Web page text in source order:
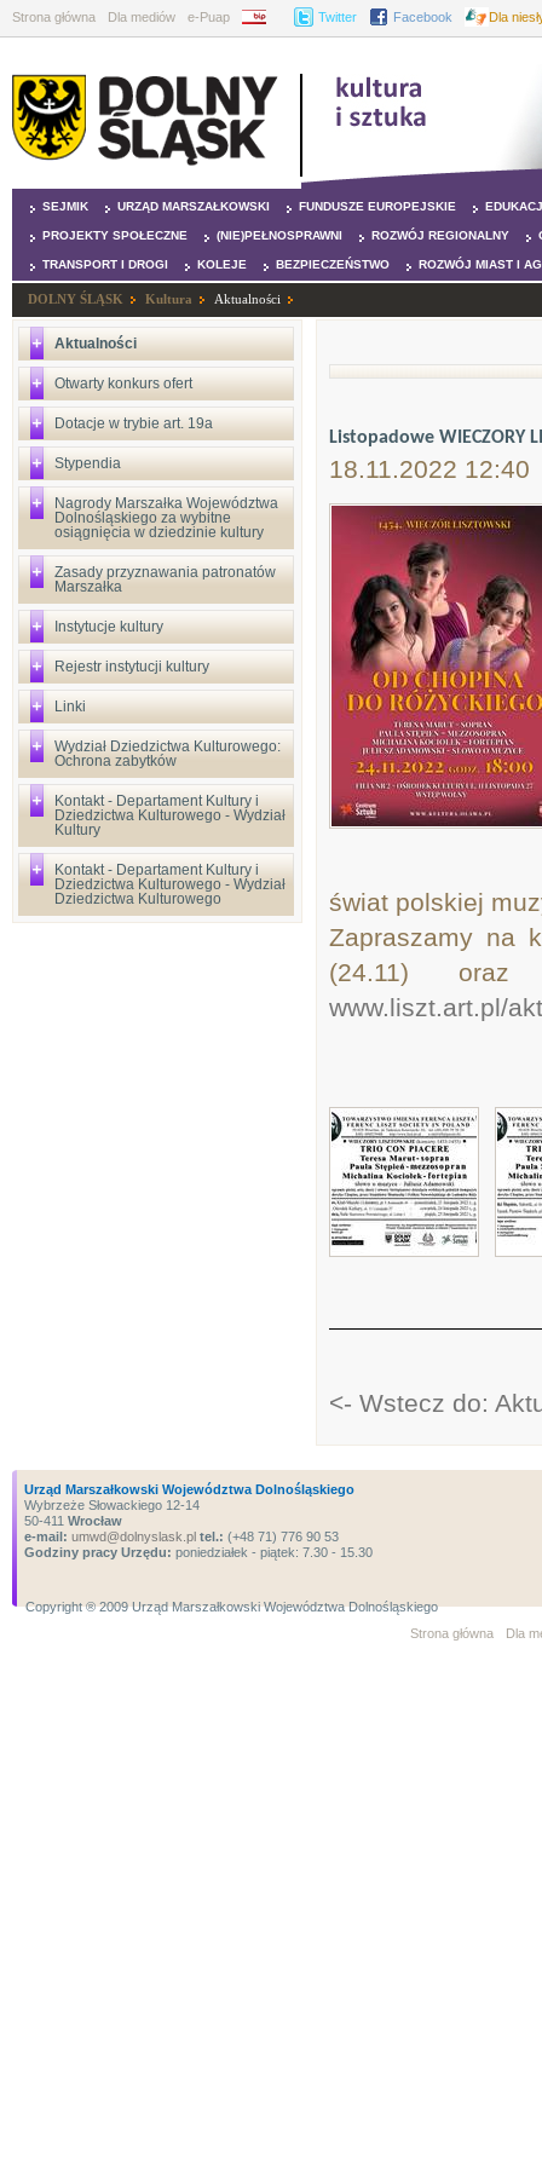
Strona główna Dla mediów e-Puap BIP Twitter Facebook Dla
SEJMIK URZĄD MARSZAŁKOWSKI FUNDUSZE EUROPEJSKIE
PROJEKTY SPOŁECZNE (NIE)PEŁNOSPRAWNI ROZWÓJ REGIONALNY
TRANSPORT I DROGI KOLEJE BEZPIECZEŃSTWO ROZWÓJ MIAST I
DOLNY ŚLĄSK Kultura Aktualności
Aktualności
Otwarty konkurs ofert
Dotacje w trybie art. 19a
Stypendia
Nagrody Marszałka Województwa
Dolnośląskiego za wybitne
osiągnięcia w dziedzinie kultury
Zasady przyznawania patronatów
Marszałka
Instytucje kultury
Rejestr instytucji kultury
Linki
Wydział Dziedzictwa Kulturowego:
Ochrona zabytków
Kontakt - Departament Kultury i
Dziedzictwa Kulturowego - Wydział
Kultury
Kontakt - Departament Kultury i
Dziedzictwa Kulturowego - Wydział
Dziedzictwa Kulturowego
Listopadowe WIECZORY
18.11.2022 12:40
świat polskiej
Zapraszamy na
(24.11) oraz
www.liszt.art.pl/
<- Wstecz do:
Urząd Marszałkowski Województwa Dolnośląskiego
Wybrzeże Słowackiego 12-14
50-411 Wrocław
e-mail: umwd@dolnyslask.pl tel.: (+48 71) 776 90 53
Godziny pracy Urzędu: poniedziałek - piątek: 7.30 - 15.30
Copyright ® 2009 Urząd Marszałkowski Województwa Dolnośląskiego
Strona główna
Dla